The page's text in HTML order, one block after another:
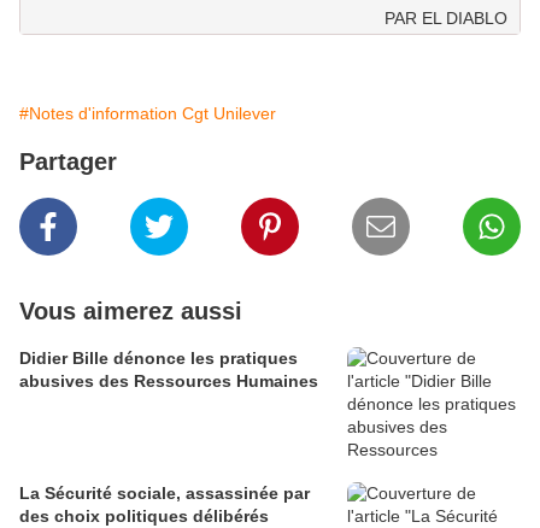
PAR EL DIABLO
#Notes d'information Cgt Unilever
Partager
Vous aimerez aussi
Didier Bille dénonce les pratiques
abusives des Ressources Humaines
La Sécurité sociale, assassinée par
des choix politiques délibérés